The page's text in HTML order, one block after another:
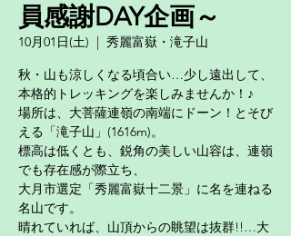
員感謝DAY企画～
10月01日(土)
  |
秀麗富嶽・滝子山
秋・山も涼しくなる頃合い…少し遠出して、
本格的トレッキングを楽しみませんか！♪
場所は、大菩薩連嶺の南端にドーン！とそび
える「滝子山」(1616m)。
標高は低くとも、鋭角の美しい山容は、連嶺
でも存在感が際立ち、
大月市選定「秀麗富嶽十二景」に名を連ねる
名山です。
晴れていれば、山頂からの眺望は抜群!!…大